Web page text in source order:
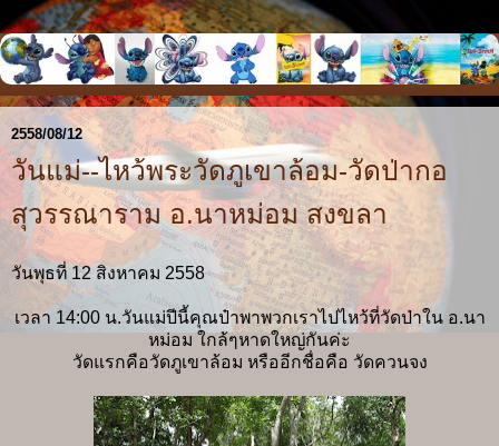
2558/08/12
วันแม่--ไหว้พระวัดภูเขาล้อม-วัดป่ากอ
สุวรรณาราม อ.นาหม่อม สงขลา
วันพุธที่ 12 สิงหาคม 2558
เวลา 14:00 น.วันแม่ปีนี้คุณป๋าพาพวกเราไปไหว้ที่วัดป่าใน อ.นา
หม่อม ใกล้ๆหาดใหญ่กันค่ะ
วัดแรกคือวัดภูเขาล้อม หรืออีกชื่อคือ วัดควนจง